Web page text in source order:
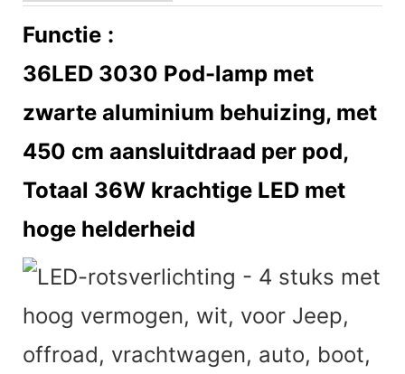
Functie :
36LED 3030 Pod-lamp met
zwarte aluminium behuizing, met
450 cm aansluitdraad per pod,
Totaal 36W krachtige LED met
hoge helderheid